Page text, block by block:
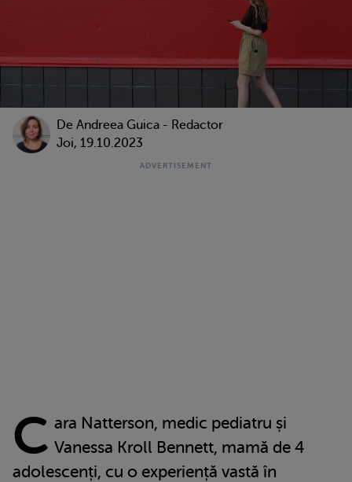
De Andreea Guica - Redactor
Joi, 19.10.2023
C ara Natterson, medic pediatru și
Vanessa Kroll Bennett, mamă de 4
adolescenți, cu o experiență vastă în